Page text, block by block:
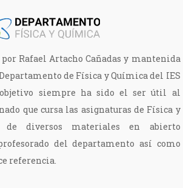
por Rafael Artacho Cañadas y mantenida
de Física y Química del IES
objetivo siempre ha sido el ser útil al
que cursa las asignaturas de Física y
de diversos materiales en abierto
del departamento así como
referencia.